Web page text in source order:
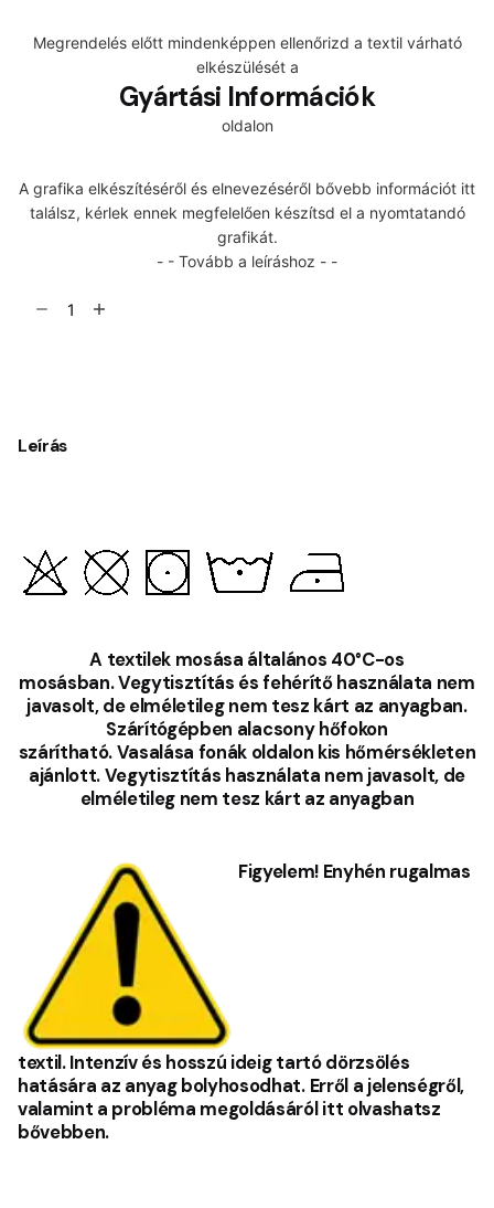
Megrendelés előtt mindenképpen ellenőrizd a textil várható
elkészülését a
Gyártási Információk
oldalon
A grafika elkészítéséről és elnevezéséről bővebb információt itt
találsz, kérlek ennek megfelelően készítsd el a nyomtatandó
grafikát.
- - Tovább a leíráshoz - -
mennyiség
Leírás
A textilek mosása általános 40°C-os
mosásban. Vegytisztítás és fehérítő használata nem
javasolt, de elméletileg nem tesz kárt az anyagban.
Szárítógépben alacsony hőfokon
szárítható. Vasalása fonák oldalon kis hőmérsékleten
ajánlott. Vegytisztítás használata nem javasolt, de
elméletileg nem tesz kárt az anyagban
Figyelem! Enyhén rugalmas
textil. Intenzív és hosszú ideig tartó dörzsölés
hatására az anyag bolyhosodhat. Erről a jelenségről,
valamint a probléma megoldásárólitt olvashatsz
bővebben.